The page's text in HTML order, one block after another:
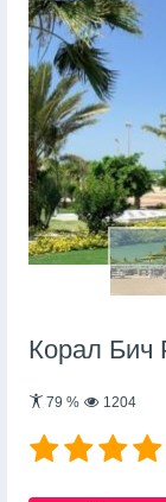
Корал Бич
79 % 1204